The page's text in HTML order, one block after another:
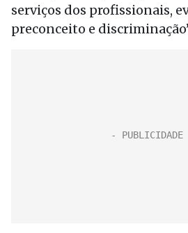
serviços dos profissionais,
preconceito e